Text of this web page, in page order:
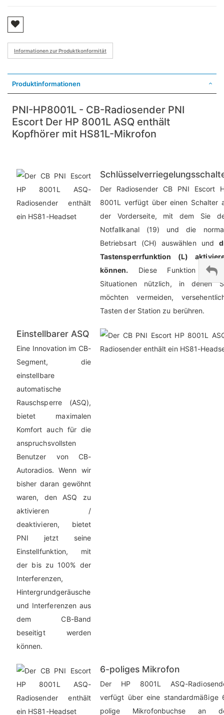
Informationen zur Produktkonformität
Produktinformationen
PNI-HP8001L - CB-Radiosender PNI
Escort Der HP 8001L ASQ enthält
Kopfhörer mit HS81L-Mikrofon
Der Radiosender CB PNI Escort
8001L verfügt über einen Schalter
der Vorderseite, mit dem Sie
Notfallkanal (19) und die
Betriebsart (CH) auswählen und
Tastensperrfunktion (L)
können. Diese Funktion ist
Situationen nützlich, in denen
möchten vermeiden,
Tasten der Station zu berühren.
Einstellbarer ASQ
Eine Innovation im CB-
Segment, die
einstellbare
automatische
Rauschsperre (ASQ),
bietet maximalen
Komfort auch für die
anspruchsvollsten
Benutzer von CB-
Autoradios. Wenn wir
bisher daran gewöhnt
waren, den ASQ zu
aktivieren /
deaktivieren, bietet
PNI jetzt seine
Einstellfunktion, mit
der bis zu 100% der
Interferenzen,
Hintergrundgeräusche
und Interferenzen aus
dem CB-Band
beseitigt werden
können.
6-poliges Mikrofon
Der HP 8001L ASQ-
verfügt über eine standardmäßige
polige Mikrofonbuchse an